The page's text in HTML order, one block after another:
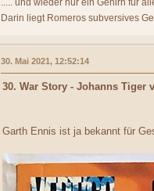
..... und wieder nur ein Gehirn für
Darin liegt Romeros subversives
30. Mai 2021, 12:52:14
30. War Story - Johanns Tiger
Garth Ennis ist ja bekannt für